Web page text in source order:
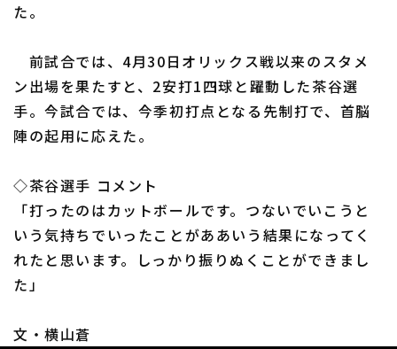
利用規約
運営会社（別ウィンドウで開く）
特定商取引法の表示 アルバイト募集
た。
前試合では、4月30日オリックス戦以来のスタメ
ン出場を果たすと、2安打1四球と躍動した茶谷選
手。今試合では、今季初打点となる先制打で、首脳
陣の起用に応えた。
◇茶谷選手 コメント
「打ったのはカットボールです。つないでいこうと
いう気持ちでいったことがああいう結果になってく
れたと思います。しっかり振りぬくことができまし
た」
文・横山蒼